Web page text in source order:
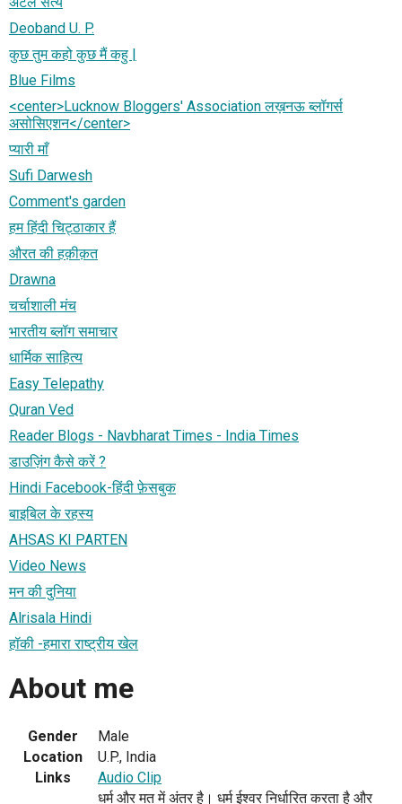
Deoband U. P.
कुछ तुम कहो कुछ मैं कहु |
Blue Films
<center>Lucknow Bloggers' Association लख़नऊ ब्‍लॉगर्स
असोसिएशन</center>
प्यारी माँ
Sufi Darwesh
Comment's garden
हम हिंदी चिट्ठाकार हैं
औरत की हक़ीक़त
Drawna
चर्चाशाली मंच
भारतीय ब्लॉग समाचार
धार्मिक साहित्य
Easy Telepathy
Quran Ved
Reader Blogs - Navbharat Times - India Times
डाउज़िंग कैसे करें ?
Hindi Facebook-हिंदी फ़ेसबुक
बाइबिल के रहस्य
AHSAS KI PARTEN
Video News
मन की दुनिया
Alrisala Hindi
हॉकी -हमारा राष्ट्रीय खेल
About me
Gender
Male
Location
U.P., India
Links
Audio Clip
धर्म और मत में अंतर है। धर्म ईश्वर निर्धारित करता है और